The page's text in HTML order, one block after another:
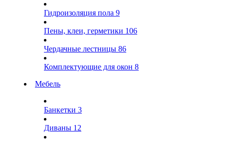
Гидроизоляция пола 9
Пены, клеи, герметики 106
Чердачные лестницы 86
Комплектующие для окон 8
Мебель
Банкетки 3
Диваны 12